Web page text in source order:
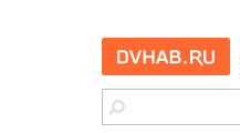
dvhab.ru - сайт
города